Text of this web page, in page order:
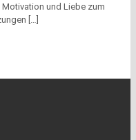
und Liebe zum
[…]